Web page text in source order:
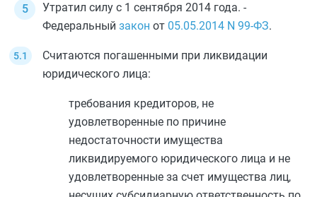
Утратил силу с 1 сентября 2014 года. -
Федеральный закон от 05.05.2014 N 99-ФЗ.
Считаются погашенными при ликвидации
юридического лица:
требования кредиторов, не
удовлетворенные по причине
недостаточности имущества
ликвидируемого юридического лица и не
удовлетворенные за счет имущества лиц,